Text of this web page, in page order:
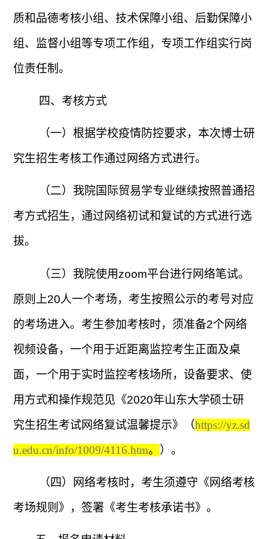
质和品德考核小组、技术保障小组、后勤保障小
组、监督小组等专项工作组，专项工作组实行岗
位责任制。
四、考核方式
（一）根据学校疫情防控要求，本次博士研
究生招生考核工作通过网络方式进行。
（二）我院国际贸易学专业继续按照普通招
考方式招生，通过网络初试和复试的方式进行选
拔。
（三）我院使用zoom平台进行网络笔试。
原则上20人一个考场，考生按照公示的考号对应
的考场进入。考生参加考核时，须准备2个网络
视频设备，一个用于近距离监控考生正面及桌
面，一个用于实时监控考核场所，设备要求、使
用方式和操作规范见《2020年山东大学硕士研
究生招生考试网络复试温馨提示》（https://yz.sd
u.edu.cn/info/1009/4116.htm。 ）。
（四）网络考核时，考生须遵守《网络考核
考场规则》，签署《考生考核承诺书》。